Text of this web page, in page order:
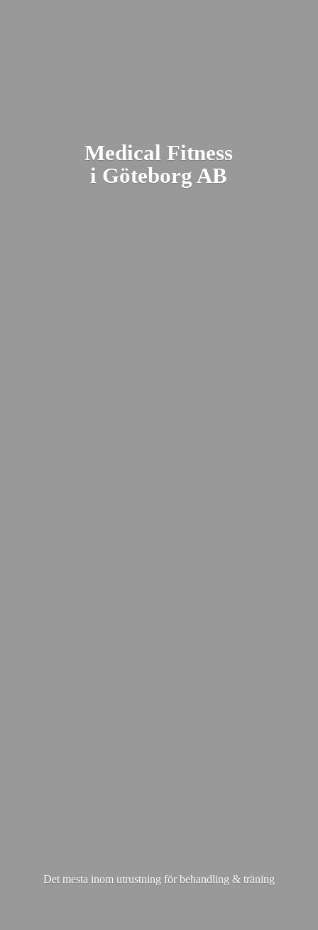
Medical Fitness
i Göteborg AB
Det mesta inom utrustning för behandling & träning